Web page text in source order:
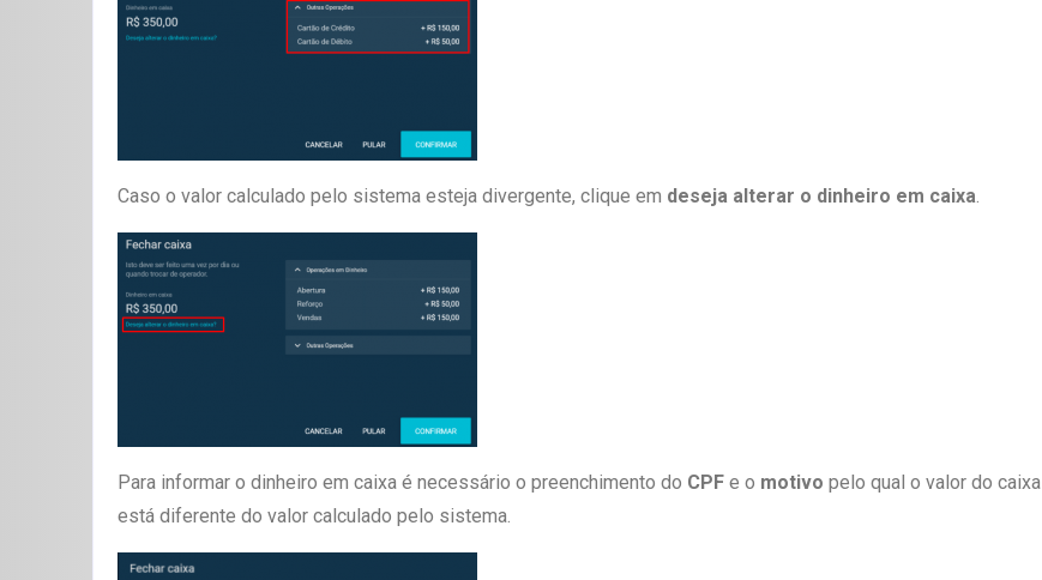
Caso o valor calculado pelo sistema esteja divergente, clique em deseja alterar o dinheiro em caixa.
Para informar o dinheiro em caixa é necessário o preenchimento do CPF e o motivo pelo qual o valor do caixa
está diferente do valor calculado pelo sistema.